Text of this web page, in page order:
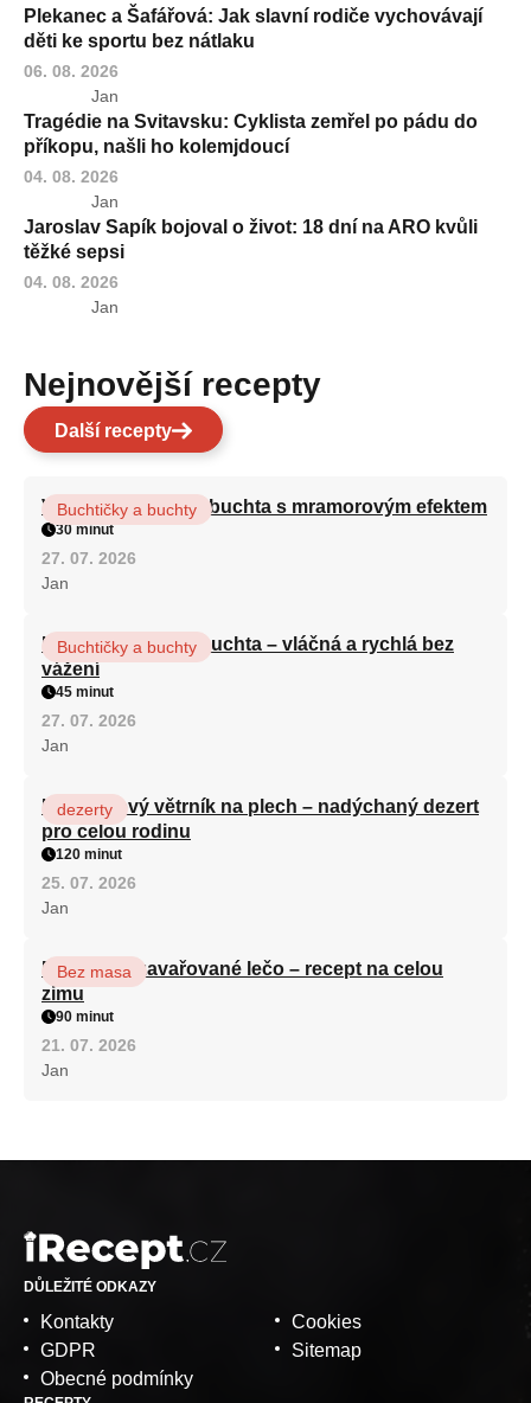
Plekanec a Šafářová: Jak slavní rodiče vychovávají
děti ke sportu bez nátlaku
06. 08. 2026
Jan
Tragédie na Svitavsku: Cyklista zemřel po pádu do
příkopu, našli ho kolemjdoucí
04. 08. 2026
Jan
Jaroslav Sapík bojoval o život: 18 dní na ARO kvůli
těžké sepsi
04. 08. 2026
Jan
Nejnovější recepty
Další recepty
Vláčná olejová litá buchta s mramorovým efektem
Buchtičky a buchty
30 minut
27. 07. 2026
Jan
Hrnková maková buchta – vláčná a rychlá bez
vážení
Buchtičky a buchty
45 minut
27. 07. 2026
Jan
Karamelový větrník na plech – nadýchaný dezert
pro celou rodinu
dezerty
120 minut
25. 07. 2026
Jan
Babiččino zavařované lečo – recept na celou
zimu
Bez masa
90 minut
21. 07. 2026
Jan
DŮLEŽITÉ ODKAZY
Kontakty
GDPR
Obecné podmínky
Cookies
Sitemap